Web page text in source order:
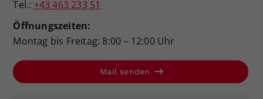
Tel.: +43 463 233 51
Öffnungszeiten:
Montag bis Freitag: 8:00 – 12:00 Uhr
Mail senden